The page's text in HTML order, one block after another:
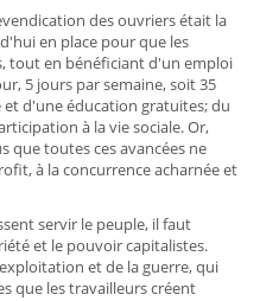
des ouvriers était la
en place pour que les
tout en bénéficiant d'un emploi
5 jours par semaine, soit 35
d'une éducation gratuites; du
à la vie sociale. Or,
toutes ces avancées ne
à la concurrence acharnée et
servir le peuple, il faut
et le pouvoir capitalistes.
et de la guerre, qui
que les travailleurs créent